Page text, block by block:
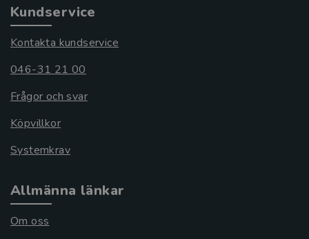
Kundservice
Kontakta kundservice
046-31 21 00
Frågor och svar
Köpvillkor
Systemkrav
Allmänna länkar
Om oss